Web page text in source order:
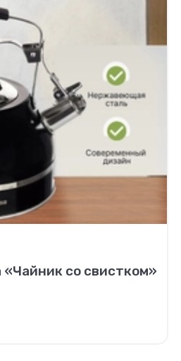
«Чайник со свистком»